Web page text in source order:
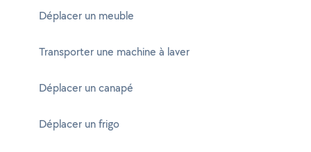
Déplacer un meuble
Transporter une machine à laver
Déplacer un canapé
Déplacer un frigo